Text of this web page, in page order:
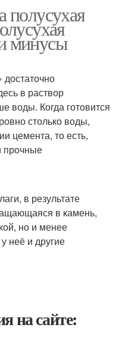
полусухая
минусы
в раствор
воды. Когда готовится
столько воды,
цемента, то есть,
прочные
в результате
в камень,
но и менее
неё и другие
на сайте: